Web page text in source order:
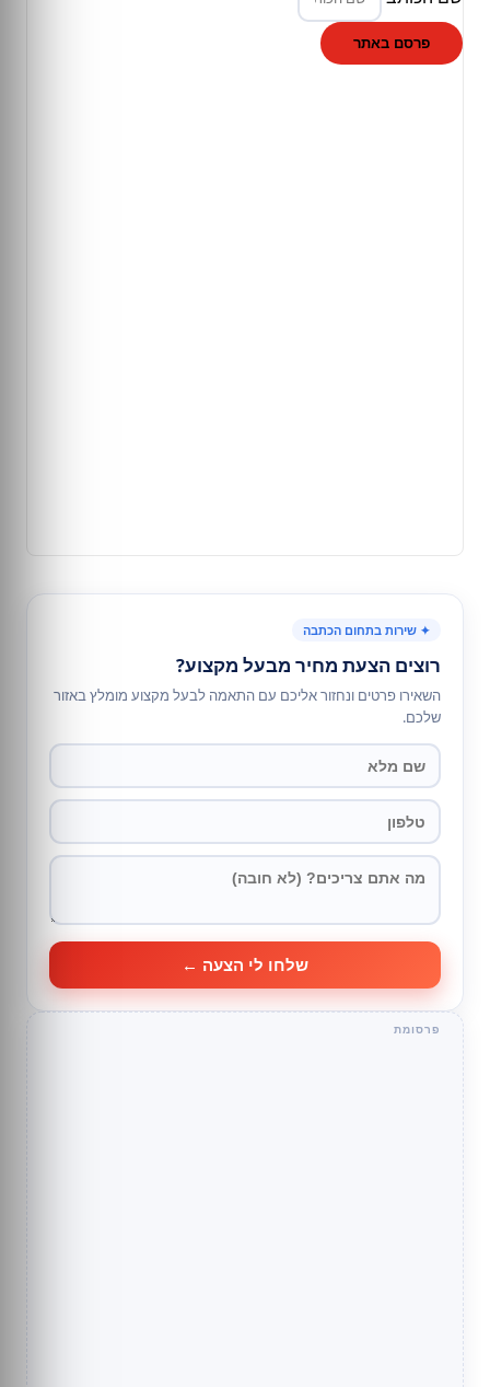
פרסם באתר
✦ שירות בתחום הכתבה
רוצים הצעת מחיר מבעל מקצוע?
השאירו פרטים ונחזור אליכם עם התאמה לבעל מקצוע מומלץ באזור
שלכם.
שלחו לי הצעה ←